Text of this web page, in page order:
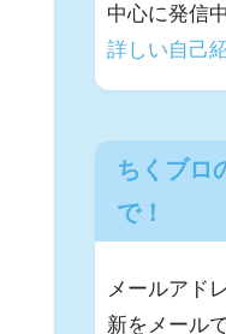
中心に発信中
詳しい自己
ちくブロ
で！
メールアド
新をメール